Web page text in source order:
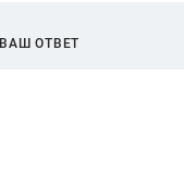
ВАШ ОТВЕТ